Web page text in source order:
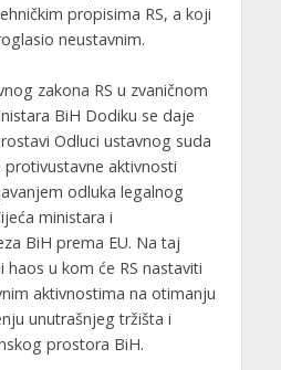
propisima RS, a koji
neustavnim.
zakona RS u zvaničnom
BiH Dodiku se daje
Odluci ustavnog suda
aktivnosti
odluka legalnog
ministara i
BiH prema EU. Na taj
haos u kom će RS nastaviti
aktivnostima na otimanju
unutrašnjeg tržišta i
prostora BiH.